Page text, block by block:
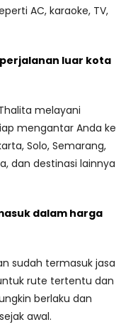
AC, karaoke, TV,
luar kota
melayani
mengantar Anda ke
Solo, Semarang,
dan destinasi lainnya
dalam harga
sudah termasuk jasa
rute tertentu dan
berlaku dan
awal.